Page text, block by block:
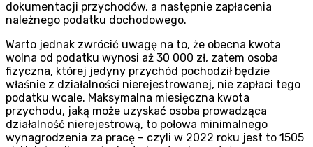
dokumentacji przychodów, a następnie zapłacenia
należnego podatku dochodowego.
Warto jednak zwrócić uwagę na to, że obecna kwota
wolna od podatku wynosi aż 30 000 zł, zatem osoba
fizyczna, której jedyny przychód pochodził będzie
właśnie z działalności nierejestrowanej, nie zapłaci tego
podatku wcale. Maksymalna miesięczna kwota
przychodu, jaką może uzyskać osoba prowadząca
działalność nierejestrową, to połowa minimalnego
wynagrodzenia za pracę – czyli w 2022 roku jest to 1505